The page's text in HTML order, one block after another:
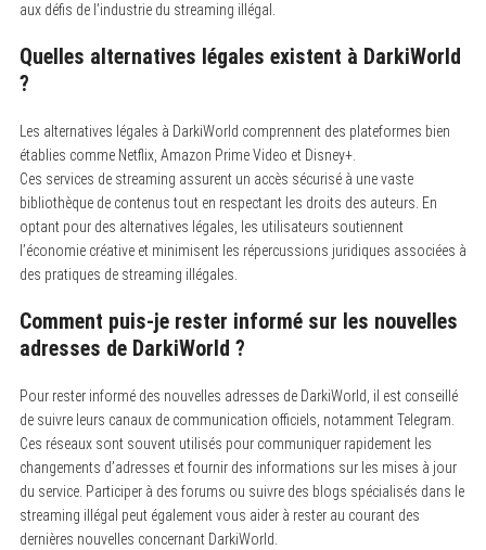
aux défis de l’industrie du streaming illégal.
Quelles alternatives légales existent à DarkiWorld
?
Les alternatives légales à DarkiWorld comprennent des plateformes bien
établies comme Netflix, Amazon Prime Video et Disney+.
Ces services de streaming assurent un accès sécurisé à une vaste
bibliothèque de contenus tout en respectant les droits des auteurs. En
optant pour des alternatives légales, les utilisateurs soutiennent
l’économie créative et minimisent les répercussions juridiques associées à
des pratiques de streaming illégales.
Comment puis-je rester informé sur les nouvelles
adresses de DarkiWorld ?
Pour rester informé des nouvelles adresses de DarkiWorld, il est conseillé
de suivre leurs canaux de communication officiels, notamment Telegram.
Ces réseaux sont souvent utilisés pour communiquer rapidement les
changements d’adresses et fournir des informations sur les mises à jour
du service. Participer à des forums ou suivre des blogs spécialisés dans le
streaming illégal peut également vous aider à rester au courant des
dernières nouvelles concernant DarkiWorld.